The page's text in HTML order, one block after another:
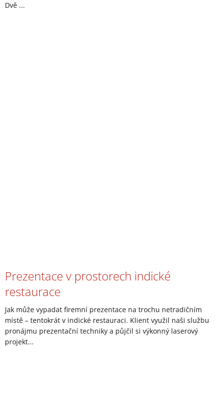
Dvě ...
Prezentace v prostorech indické
restaurace
Jak může vypadat firemní prezentace na trochu netradičním
místě – tentokrát v indické restauraci. Klient využil naši službu
pronájmu prezentační techniky a půjčil si výkonný laserový
projekt...